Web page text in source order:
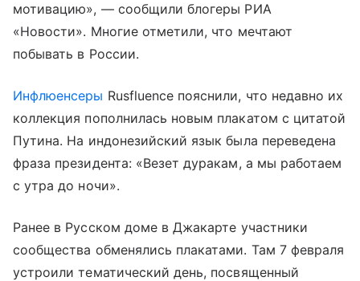
мотивацию», — сообщили блогеры РИА
«Новости». Многие отметили, что мечтают
побывать в России.
Инфлюенсеры Rusfluence пояснили, что недавно их
коллекция пополнилась новым плакатом с цитатой
Путина. На индонезийский язык была переведена
фраза президента: «Везет дуракам, а мы работаем
с утра до ночи».
Ранее в Русском доме в Джакарте участники
сообщества обменялись плакатами. Там 7 февраля
устроили тематический день, посвященный